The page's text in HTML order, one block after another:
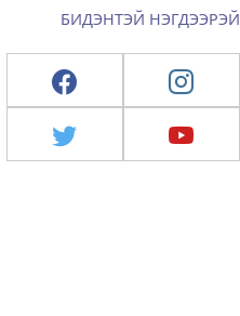
БИДЭНТЭЙ НЭГДЭЭРЭЙ